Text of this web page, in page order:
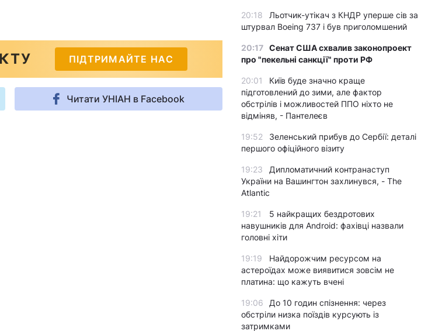
ПІДТРИМАЙТЕ НАС
Читати УНІАН в Facebook
20:18
Льотчик-утікач з КНДР уперше сів за
штурвал Boeing 737 і був приголомшений
20:17 Сенат США схвалив законопроект
про "пекельні санкції" проти РФ
20:01
Київ буде значно краще
підготовлений до зими, але фактор
обстрілів і можливостей ППО ніхто не
відміняв, - Пантелеєв
19:52
Зеленський прибув до Сербії: деталі
першого офіційного візиту
19:23
Дипломатичний контранаступ
України на Вашингтон захлинувся, - The
Atlantic
19:21
5 найкращих бездротових
навушників для Android: фахівці назвали
головні хіти
19:19
Найдорожчим ресурсом на
астероїдах може виявитися зовсім не
платина: що кажуть вчені
19:06
До 10 годин спізнення: через
обстріли низка поїздів курсують із
затримками